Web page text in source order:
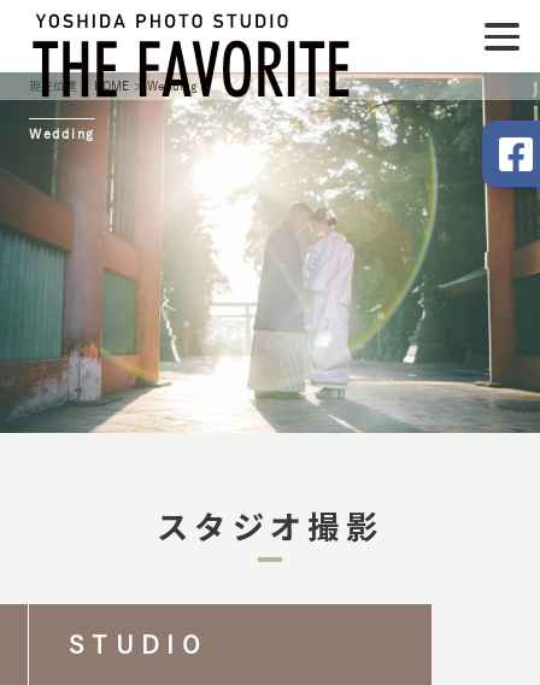
HOME Wedding
Wedding
スタジオ撮影
STUDIO